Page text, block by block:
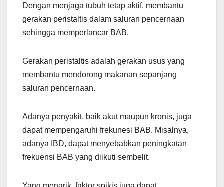
Dengan menjaga tubuh tetap aktif, membantu
gerakan peristaltis dalam saluran pencernaan
sehingga memperlancar BAB.
Gerakan peristaltis adalah gerakan usus yang
membantu mendorong makanan sepanjang
saluran pencernaan.
Adanya penyakit, baik akut maupun kronis, juga
dapat mempengaruhi frekunesi BAB. Misalnya,
adanya IBD, dapat menyebabkan peningkatan
frekuensi BAB yang diikuti sembelit.